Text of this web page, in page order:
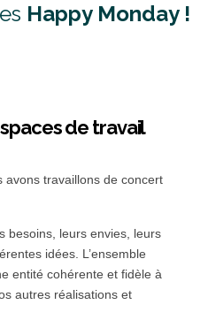
Happy Monday !
de travail
avons travaillons de concert
besoins, leurs envies, leurs
idées. L’ensemble
entité cohérente et fidèle à
autres réalisations et